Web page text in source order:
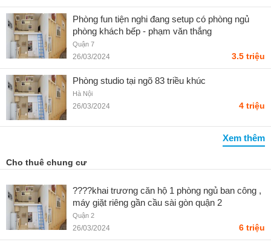
Phòng fun tiện nghi đang setup có phòng ngủ
phòng khách bếp - phạm văn thắng
Quận 7
26/03/2024 3.5 triệu
Phòng studio tại ngõ 83 triều khúc
Hà Nội
26/03/2024 4 triệu
Xem thêm
Cho thuê chung cư
????khai trương căn hộ 1 phòng ngủ ban công ,
máy giặt riêng gần cầu sài gòn quận 2
Quận 2
26/03/2024 6 triệu